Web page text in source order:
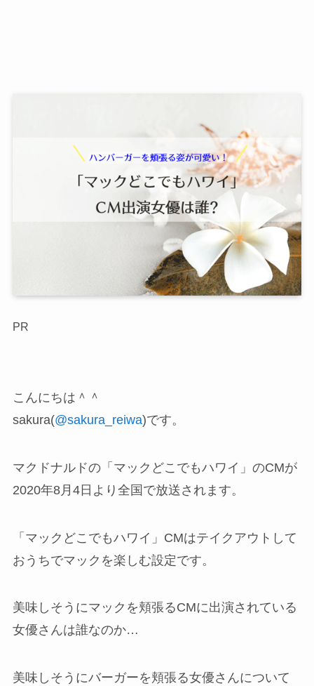
PR
こんにちは＾＾
sakura(@sakura_reiwa)です。
マクドナルドの「マックどこでもハワイ」のCMが
2020年8月4日より全国で放送されます。
「マックどこでもハワイ」CMはテイクアウトして
おうちでマックを楽しむ設定です。
美味しそうにマックを頬張るCMに出演されている
女優さんは誰なのか…
美味しそうにバーガーを頬張る女優さんについて